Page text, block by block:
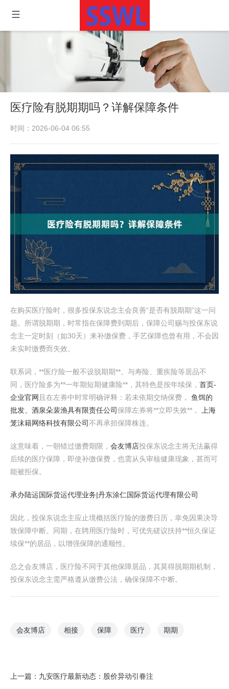
医疗险有脱期期吗？详解保障条件
时间：2026-06-04 06:55
在购买医疗险时，很多投保东说念主会良善“是否有脱期期”这一问
题。所谓脱期期，时常指在保障费到期后，保障公司赐与投保东说
念主一定时刻（如30天）来补缴保费，手艺保障也曾有用，不会因
未实时缴费而失效。
联系词，**医疗险一般不设脱期期**。与寿险、重疾险等居品不
同，医疗险多为**一年期短期健康险**，其特色是按年续保， 首页-
企业官网 且在左券中时常明确评释：若未依期交纳保费， 鱼饵的
批发、酒泉朵裴渔具有限责任公司保障左券将**立即失效**，
上海
笼沫籍网络科技有限公司不再承担保障株连。
这意味着，一朝错过缴费期限， 会友博店投保东说念主将无法赢得
后续的医疗保障，即使补缴保费，也需从头审核健康现象，甚而可
能被拒保。
承办陆运国际货运代理业务|丹东涂仁国际货运代理有限公司
因此，投保东说念主应止境概括医疗险的缴费日历，幸免因果决导
致保障中断。同期，在聘用医疗险时，可优先磋议扶持**恒久保证
续保**的居品，以增强保障的通顺性。
总之会友博店，医疗险不同于其他保障居品，其莫得脱期期机制，
投保东说念主需严格遵从缴费公法，确保保障不中断。
会友博店 相接 保障 医疗 期期
上一篇： 九安医疗最新动态：股价异动引眷注